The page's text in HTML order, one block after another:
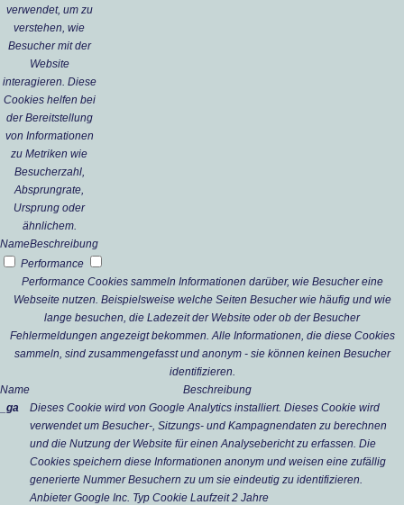
verwendet, um zu
verstehen, wie
Besucher mit der
Website
interagieren. Diese
Cookies helfen bei
der Bereitstellung
von Informationen
zu Metriken wie
Besucherzahl,
Absprungrate,
Ursprung oder
ähnlichem.
NameBeschreibung
Performance
Performance Cookies sammeln Informationen darüber, wie Besucher eine
Webseite nutzen. Beispielsweise welche Seiten Besucher wie häufig und wie
lange besuchen, die Ladezeit der Website oder ob der Besucher
Fehlermeldungen angezeigt bekommen. Alle Informationen, die diese Cookies
sammeln, sind zusammengefasst und anonym - sie können keinen Besucher
identifizieren.
Name
Beschreibung
_ga
Dieses Cookie wird von Google Analytics installiert. Dieses Cookie wird
verwendet um Besucher-, Sitzungs- und Kampagnendaten zu berechnen
und die Nutzung der Website für einen Analysebericht zu erfassen. Die
Cookies speichern diese Informationen anonym und weisen eine zufällig
generierte Nummer Besuchern zu um sie eindeutig zu identifizieren.
Anbieter Google Inc. Typ Cookie Laufzeit 2 Jahre